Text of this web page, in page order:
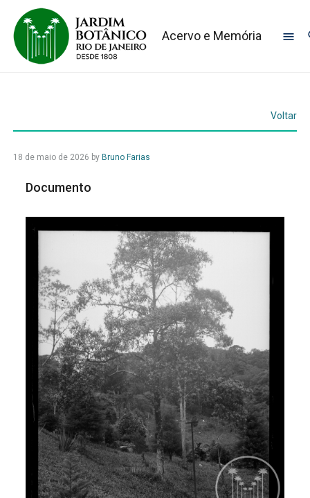
Acervo e Memória
Voltar
18 de maio de 2026 by Bruno Farias
Documento